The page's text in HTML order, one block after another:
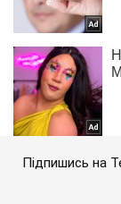
Підпишись на